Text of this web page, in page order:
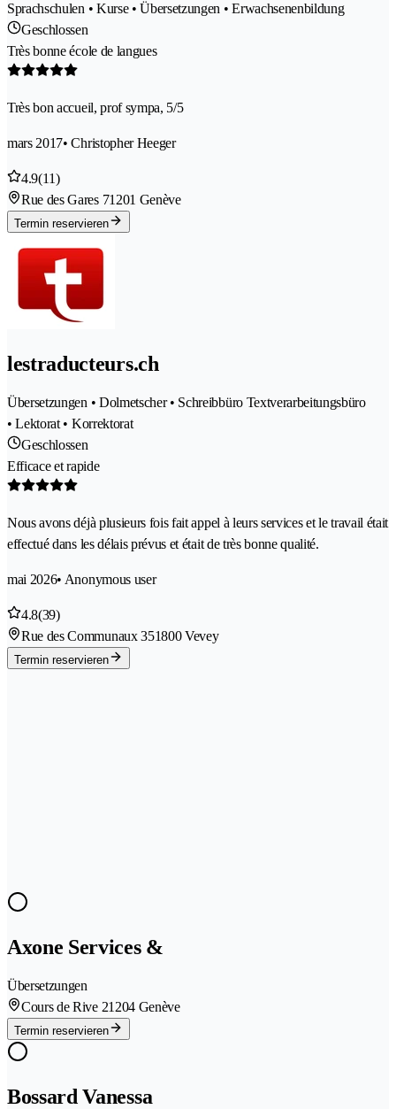
Sprachschulen • Kurse • Übersetzungen • Erwachsenenbildung
Geschlossen
Très bonne école de langues
Très bon accueil, prof sympa, 5/5
mars 2017• Christopher Heeger
4.9(11)
Rue des Gares 71201 Genève
Termin reservieren
lestraducteurs.ch
Übersetzungen • Dolmetscher • Schreibbüro Textverarbeitungsbüro
• Lektorat • Korrektorat
Geschlossen
Efficace et rapide
Nous avons déjà plusieurs fois fait appel à leurs services et le travail était
effectué dans les délais prévus et était de très bonne qualité.
mai 2026• Anonymous user
4.8(39)
Rue des Communaux 351800 Vevey
Termin reservieren
Axone Services &
Übersetzungen
Cours de Rive 21204 Genève
Termin reservieren
Bossard Vanessa